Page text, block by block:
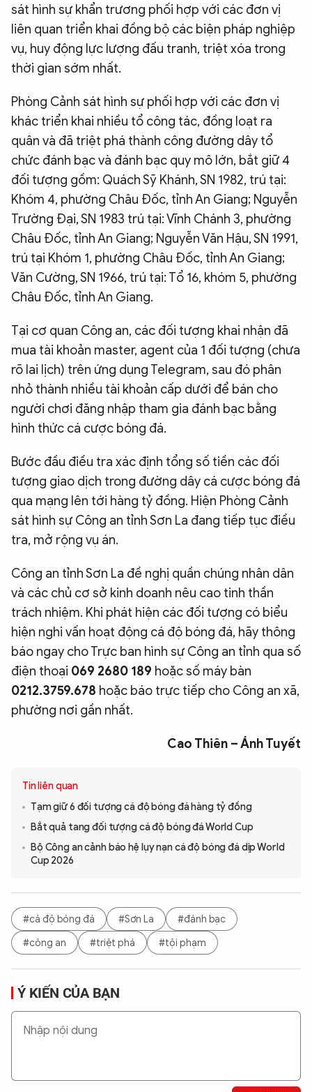
sát hình sự khẩn trương phối hợp với các đơn vị
liên quan triển khai đồng bộ các biện pháp nghiệp
vụ, huy động lực lượng đấu tranh, triệt xóa trong
thời gian sớm nhất.
Phòng Cảnh sát hình sự phối hợp với các đơn vị
khác triển khai nhiều tổ công tác, đồng loạt ra
quân và đã triệt phá thành công đường dây tổ
chức đánh bạc và đánh bạc quy mô lớn, bắt giữ 4
đối tượng gồm: Quách Sỹ Khánh, SN 1982, trú tại:
Khóm 4, phường Châu Đốc, tỉnh An Giang; Nguyễn
Trường Đại, SN 1983 trú tại: Vĩnh Chánh 3, phường
Châu Đốc, tỉnh An Giang; Nguyễn Văn Hậu, SN 1991,
trú tại Khóm 1, phường Châu Đốc, tỉnh An Giang;
Văn Cường, SN 1966, trú tại: Tổ 16, khóm 5, phường
Châu Đốc, tỉnh An Giang.
Tại cơ quan Công an, các đối tượng khai nhận đã
mua tài khoản master, agent của 1 đối tượng (chưa
rõ lai lịch) trên ứng dụng Telegram, sau đó phân
nhỏ thành nhiều tài khoản cấp dưới để bán cho
người chơi đăng nhập tham gia đánh bạc bằng
hình thức cá cược bóng đá.
Bước đầu điều tra xác định tổng số tiền các đối
tượng giao dịch trong đường dây cá cược bóng đá
qua mạng lên tới hàng tỷ đồng. Hiện Phòng Cảnh
sát hình sự Công an tỉnh Sơn La đang tiếp tục điều
tra, mở rộng vụ án.
Công an tỉnh Sơn La đề nghị quần chúng nhân dân
và các chủ cơ sở kinh doanh nêu cao tinh thần
trách nhiệm. Khi phát hiện các đối tượng có biểu
hiện nghi vấn hoạt động cá độ bóng đá, hãy thông
báo ngay cho Trực ban hình sự Công an tỉnh qua số
điện thoại 069 2680 189 hoặc số máy bàn
0212.3759.678 hoặc báo trực tiếp cho Công an xã,
phường nơi gần nhất.
Cao Thiên – Ánh Tuyết
Tin liên quan
Tạm giữ 6 đối tượng cá độ bóng đá hàng tỷ đồng
Bắt quả tang đối tượng cá độ bóng đá World Cup
Bộ Công an cảnh báo hệ lụy nạn cá độ bóng đá dịp World
Cup 2026
#cá độ bóng đá #Sơn La
#đánh bạc
#công an
#triệt phá #tội phạm
Ý KIẾN CỦA BẠN